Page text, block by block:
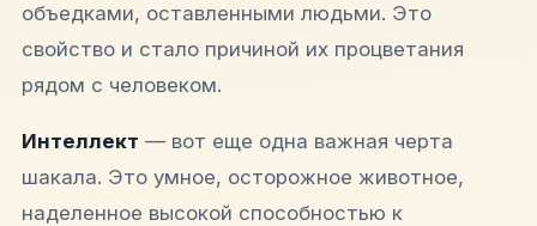
объедками, оставленными людьми. Это
свойство и стало причиной их процветания
рядом с человеком.
Интеллект — вот еще одна важная черта
шакала. Это умное, осторожное животное,
наделенное высокой способностью к